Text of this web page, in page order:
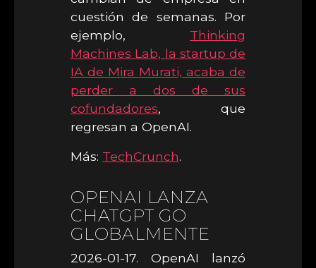
cuestión de semanas. Por
ejemplo, Thinking
Machines Lab, la startup de
IA de Mira Murati, acaba de
perder a dos de sus
cofundadores, que
regresan a OpenAI.
Más: TechCrunch.
OPENAI LANZA
CHATGPT GO
GLOBALMENTE
2026-01-17. OpenAI lanzó